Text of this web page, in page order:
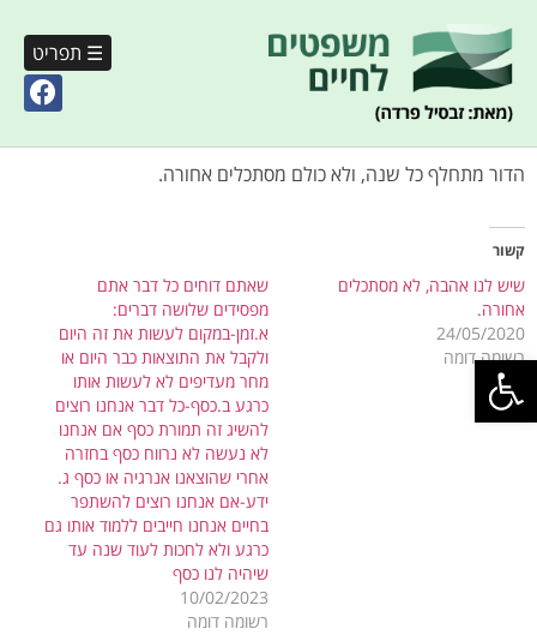
פתח סרגל נגישות
☰ תפריט
הדור מתחלף כל שנה, ולא כולם מסתכלים אחורה.
קשור
שיש לנו אהבה, לא מסתכלים
אחורה.
24/05/2020
רשומה דומה
שאתם דוחים כל דבר אתם
מפסידים שלושה דברים:
א.זמן-במקום לעשות את זה היום
ולקבל את התוצאות כבר היום או
מחר מעדיפים לא לעשות אותו
כרגע ב.כסף-כל דבר אנחנו רוצים
להשיג זה תמורת כסף אם אנחנו
לא נעשה לא נרווח כסף בחזרה
אחרי שהוצאנו אנרגיה או כסף ג.
ידע-אם אנחנו רוצים להשתפר
בחיים אנחנו חייבים ללמוד אותו גם
כרגע ולא לחכות לעוד שנה עד
שיהיה לנו כסף
10/02/2023
רשומה דומה